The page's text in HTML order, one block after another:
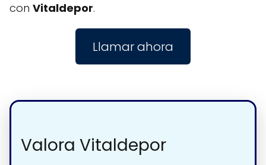
con Vitaldepor.
Llamar ahora
Valora Vitaldepor